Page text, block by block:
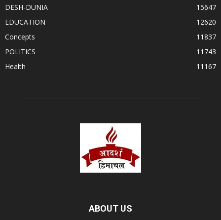
DESH-DUNIA
15647
EDUCATION
12620
Concepts
11837
POLITICS
11743
Health
11167
ABOUT US